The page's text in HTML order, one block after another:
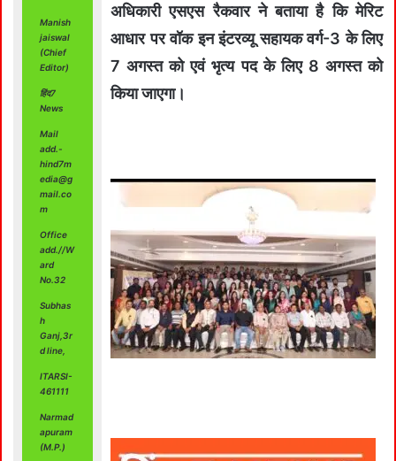
Manish
jaiswal
(Chief
Editor)
हिंद7
News
Mail
add.-
hind7m
edia@g
mail.co
m
Office
add.//W
ard
No.32
Subhas
h
Ganj,3r
d line,
ITARSI-
461111
Narmad
apuram
(M.P.)
अधिकारी एसएस रैकवार ने बताया है कि मेरिट
आधार पर वॉक इन इंटरव्‍यू सहायक वर्ग-3 के लिए
7 अगस्‍त को एवं भृत्‍य पद के लिए 8 अगस्‍त को
किया जाएगा।